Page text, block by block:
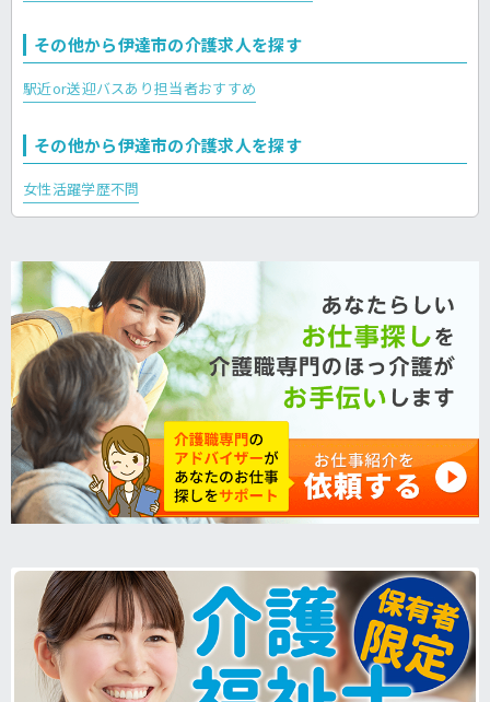
その他から伊達市の介護求人を探す
駅近or送迎バスあり担当者おすすめ
その他から伊達市の介護求人を探す
女性活躍学歴不問